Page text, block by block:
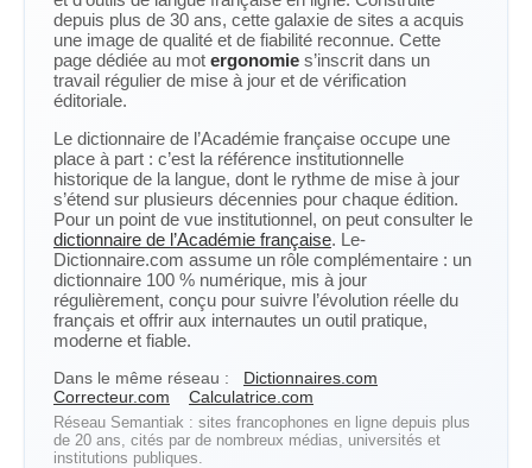
depuis plus de 30 ans, cette galaxie de sites a acquis
une image de qualité et de fiabilité reconnue. Cette
page dédiée au mot ergonomie s’inscrit dans un
travail régulier de mise à jour et de vérification
éditoriale.
Le dictionnaire de l’Académie française occupe une
place à part : c’est la référence institutionnelle
historique de la langue, dont le rythme de mise à jour
s’étend sur plusieurs décennies pour chaque édition.
Pour un point de vue institutionnel, on peut consulter le
dictionnaire de l’Académie française. Le-
Dictionnaire.com assume un rôle complémentaire : un
dictionnaire 100 % numérique, mis à jour
régulièrement, conçu pour suivre l’évolution réelle du
français et offrir aux internautes un outil pratique,
moderne et fiable.
Dans le même réseau :
Dictionnaires.com
Correcteur.com
Calculatrice.com
Réseau Semantiak : sites francophones en ligne depuis plus
de 20 ans, cités par de nombreux médias, universités et
institutions publiques.